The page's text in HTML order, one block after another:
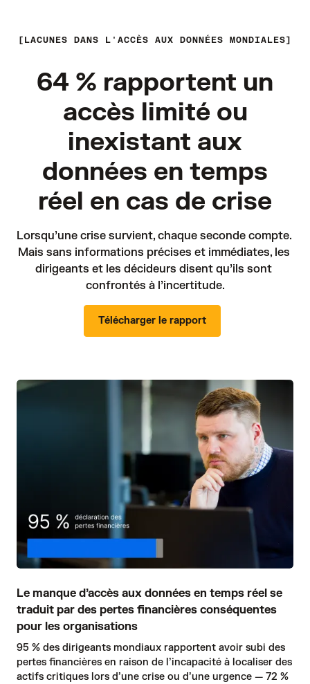
LACUNES DANS L'ACCÈS AUX DONNÉES MONDIALES
64 % rapportent un
accès limité ou
inexistant aux
données en temps
réel en cas de crise
Lorsqu’une crise survient, chaque seconde compte.
Mais sans informations précises et immédiates, les
dirigeants et les décideurs disent qu’ils sont
confrontés à l’incertitude.
Télécharger le rapport
Le manque d’accès aux données en temps réel se
traduit par des pertes financières conséquentes
pour les organisations
95 % des dirigeants mondiaux rapportent avoir subi des
pertes financières en raison de l’incapacité à localiser des
actifs critiques lors d’une crise ou d’une urgence — 72 %